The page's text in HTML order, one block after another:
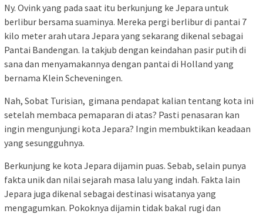
Ny. Ovink yang pada saat itu berkunjung ke Jepara untuk
berlibur bersama suaminya. Mereka pergi berlibur di pantai 7
kilo meter arah utara Jepara yang sekarang dikenal sebagai
Pantai Bandengan. Ia takjub dengan keindahan pasir putih di
sana dan menyamakannya dengan pantai di Holland yang
bernama Klein Scheveningen.
Nah, Sobat Turisian, gimana pendapat kalian tentang kota ini
setelah membaca pemaparan di atas? Pasti penasaran kan
ingin mengunjungi kota Jepara? Ingin membuktikan keadaan
yang sesungguhnya.
Berkunjung ke kota Jepara dijamin puas. Sebab, selain punya
fakta unik dan nilai sejarah masa lalu yang indah. Fakta lain
Jepara juga dikenal sebagai destinasi wisatanya yang
mengagumkan. Pokoknya dijamin tidak bakal rugi dan